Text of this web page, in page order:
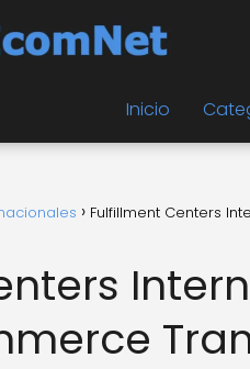
Inicio
Fulfillment Centers